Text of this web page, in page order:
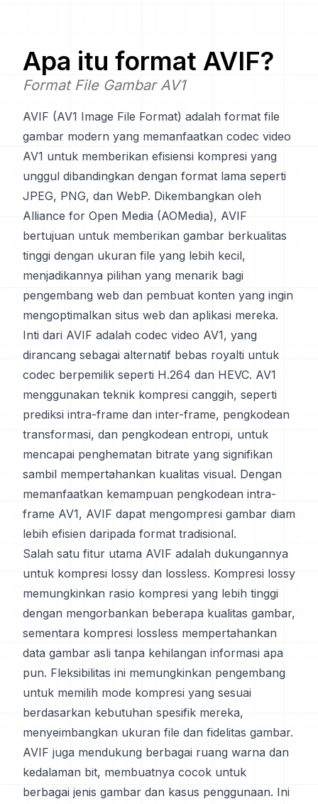
Apa itu format AVIF?
Format File Gambar AV1
AVIF (AV1 Image File Format) adalah format file
gambar modern yang memanfaatkan codec video
AV1 untuk memberikan efisiensi kompresi yang
unggul dibandingkan dengan format lama seperti
JPEG, PNG, dan WebP. Dikembangkan oleh
Alliance for Open Media (AOMedia), AVIF
bertujuan untuk memberikan gambar berkualitas
tinggi dengan ukuran file yang lebih kecil,
menjadikannya pilihan yang menarik bagi
pengembang web dan pembuat konten yang ingin
mengoptimalkan situs web dan aplikasi mereka.
Inti dari AVIF adalah codec video AV1, yang
dirancang sebagai alternatif bebas royalti untuk
codec berpemilik seperti H.264 dan HEVC. AV1
menggunakan teknik kompresi canggih, seperti
prediksi intra-frame dan inter-frame, pengkodean
transformasi, dan pengkodean entropi, untuk
mencapai penghematan bitrate yang signifikan
sambil mempertahankan kualitas visual. Dengan
memanfaatkan kemampuan pengkodean intra-
frame AV1, AVIF dapat mengompresi gambar diam
lebih efisien daripada format tradisional.
Salah satu fitur utama AVIF adalah dukungannya
untuk kompresi lossy dan lossless. Kompresi lossy
memungkinkan rasio kompresi yang lebih tinggi
dengan mengorbankan beberapa kualitas gambar,
sementara kompresi lossless mempertahankan
data gambar asli tanpa kehilangan informasi apa
pun. Fleksibilitas ini memungkinkan pengembang
untuk memilih mode kompresi yang sesuai
berdasarkan kebutuhan spesifik mereka,
menyeimbangkan ukuran file dan fidelitas gambar.
AVIF juga mendukung berbagai ruang warna dan
kedalaman bit, membuatnya cocok untuk
berbagai jenis gambar dan kasus penggunaan. Ini